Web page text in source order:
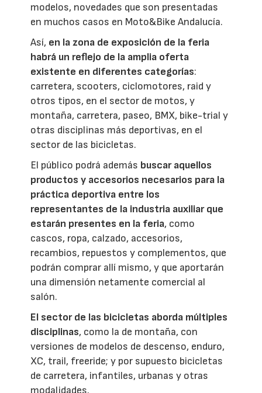
modelos, novedades que son presentadas
en muchos casos en Moto&Bike Andalucía.
Así, en la zona de exposición de la feria
habrá un reflejo de la amplia oferta
existente en diferentes categorías:
carretera, scooters, ciclomotores, raid y
otros tipos, en el sector de motos, y
montaña, carretera, paseo, BMX, bike-trial y
otras disciplinas más deportivas, en el
sector de las bicicletas.
El público podrá además buscar aquellos
productos y accesorios necesarios para la
práctica deportiva entre los
representantes de la industria auxiliar que
estarán presentes en la feria, como
cascos, ropa, calzado, accesorios,
recambios, repuestos y complementos, que
podrán comprar allí mismo, y que aportarán
una dimensión netamente comercial al
salón.
El sector de las bicicletas aborda múltiples
disciplinas, como la de montaña, con
versiones de modelos de descenso, enduro,
XC, trail, freeride; y por supuesto bicicletas
de carretera, infantiles, urbanas y otras
modalidades.